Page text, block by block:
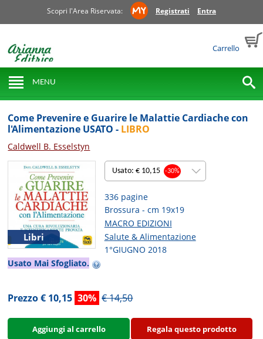
Scopri l'Area Riservata: Registrati Entra
Carrello
MENU
Come Prevenire e Guarire le Malattie Cardiache con
l'Alimentazione USATO - LIBRO
Caldwell B. Esselstyn
Libri
Usato: € 10,15-30%
336 pagine
Brossura - cm 19x19
MACRO EDIZIONI
Salute & Alimentazione
1°GIUGNO 2018
Usato Mai Sfogliato.
Prezzo € 10,15 30% € 14,50
Aggiungi al carrello Regala questo prodotto